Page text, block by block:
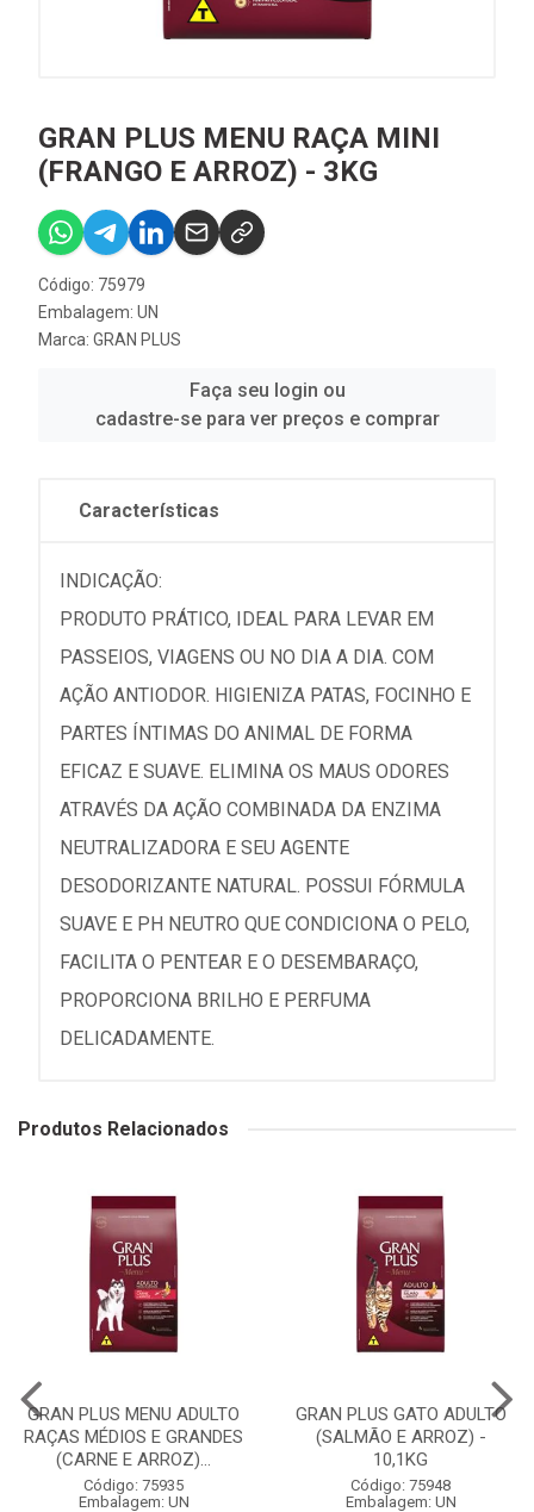
GRAN PLUS MENU RAÇA MINI
(FRANGO E ARROZ) - 3KG
Código: 75979
Embalagem: UN
Marca: GRAN PLUS
Faça seu login ou
cadastre-se para ver preços e comprar
Características
INDICAÇÃO:
PRODUTO PRÁTICO, IDEAL PARA LEVAR EM
PASSEIOS, VIAGENS OU NO DIA A DIA. COM
AÇÃO ANTIODOR. HIGIENIZA PATAS, FOCINHO E
PARTES ÍNTIMAS DO ANIMAL DE FORMA
EFICAZ E SUAVE. ELIMINA OS MAUS ODORES
ATRAVÉS DA AÇÃO COMBINADA DA ENZIMA
NEUTRALIZADORA E SEU AGENTE
DESODORIZANTE NATURAL. POSSUI FÓRMULA
SUAVE E PH NEUTRO QUE CONDICIONA O PELO,
FACILITA O PENTEAR E O DESEMBARAÇO,
PROPORCIONA BRILHO E PERFUMA
DELICADAMENTE.
Produtos Relacionados
GRAN PLUS MENU ADULTO
RAÇAS MÉDIOS E GRANDES
(CARNE E ARROZ)...
Código: 75935
Embalagem: UN
GRAN PLUS GATO ADULTO
(SALMÃO E ARROZ) -
10,1KG
Código: 75948
Embalagem: UN